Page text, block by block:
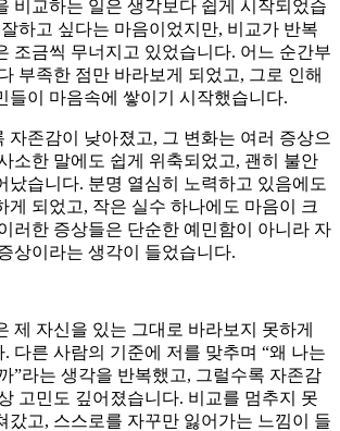
비교하는 일은 생각보다 쉽게 시작되었습
하고 싶다는 마음이었지만, 비교가 반복
조금씩 무너지고 있었습니다. 어느 순간부
부족한 점만 바라보게 되었고, 그로 인해
들이 마음속에 쌓이기 시작했습니다.
자존감이 낮아졌고, 그 변화는 여러 증상으
소한 말에도 쉽게 위축되었고, 괜히 불안
났습니다. 분명 열심히 노력하고 있음에도
게 되었고, 작은 실수 하나에도 마음이 크
러한 증상들은 단순한 예민함이 아니라 자
상이라는 생각이 들었습니다.
제 자신을 있는 그대로 바라보지 못하게
다른 사람의 기준에 저를 맞추며 “왜 나는
”라는 생각을 반복했고, 그럴수록 자존감
고민도 깊어졌습니다. 비교를 멈추지 못
갔고, 스스로를 자꾸만 잃어가는 느낌이 들